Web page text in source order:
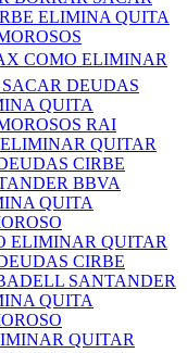
ELIMINA QUITA
COMO ELIMINAR
DEUDAS
QUITA
RAI
QUITAR
CIRBE
BBVA
QUITA
ELIMINAR QUITAR
CIRBE
SANTANDER
QUITA
QUITAR